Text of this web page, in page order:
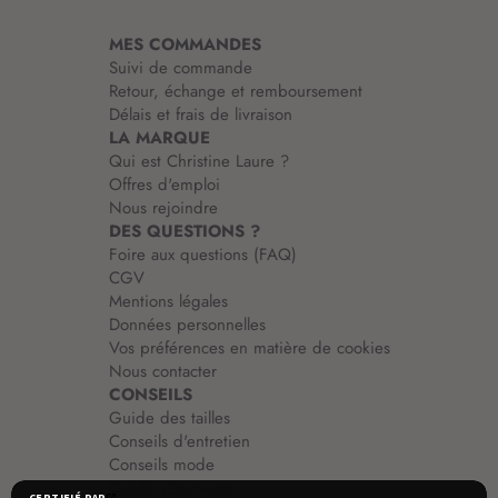
MES COMMANDES
Suivi de commande
Retour, échange et remboursement
Délais et frais de livraison
LA MARQUE
Qui est Christine Laure ?
Offres d'emploi
Nous rejoindre
DES QUESTIONS ?
Foire aux questions (FAQ)
CGV
Mentions légales
Données personnelles
Vos préférences en matière de cookies
Nous contacter
CONSEILS
Guide des tailles
Conseils d'entretien
Conseils mode
Guide vêtements